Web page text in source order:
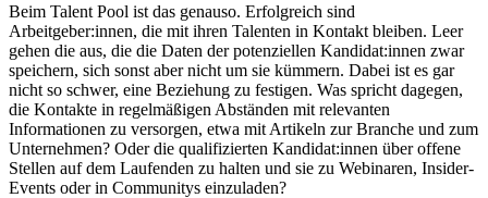
Beim Talent Pool ist das genauso. Erfolgreich sind
Arbeitgeber:innen, die mit ihren Talenten in Kontakt bleiben. Leer
gehen die aus, die die Daten der potenziellen Kandidat:innen zwar
speichern, sich sonst aber nicht um sie kümmern. Dabei ist es gar
nicht so schwer, eine Beziehung zu festigen. Was spricht dagegen,
die Kontakte in regelmäßigen Abständen mit relevanten
Informationen zu versorgen, etwa mit Artikeln zur Branche und zum
Unternehmen? Oder die qualifizierten Kandidat:innen über offene
Stellen auf dem Laufenden zu halten und sie zu Webinaren, Insider-
Events oder in Communitys einzuladen?